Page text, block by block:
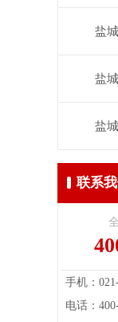
盐
盐
盐
联系
手机：
电话：